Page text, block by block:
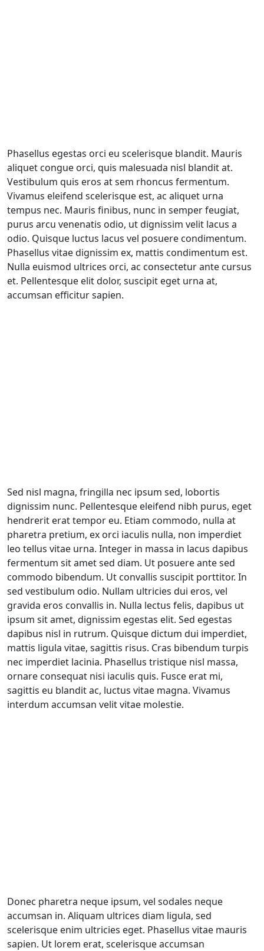
Phasellus egestas orci eu scelerisque blandit. Mauris
aliquet congue orci, quis malesuada nisl blandit at.
Vestibulum quis eros at sem rhoncus fermentum.
Vivamus eleifend scelerisque est, ac aliquet urna
tempus nec. Mauris finibus, nunc in semper feugiat,
purus arcu venenatis odio, ut dignissim velit lacus a
odio. Quisque luctus lacus vel posuere condimentum.
Phasellus vitae dignissim ex, mattis condimentum est.
Nulla euismod ultrices orci, ac consectetur ante cursus
et. Pellentesque elit dolor, suscipit eget urna at,
accumsan efficitur sapien.
Sed nisl magna, fringilla nec ipsum sed, lobortis
dignissim nunc. Pellentesque eleifend nibh purus, eget
hendrerit erat tempor eu. Etiam commodo, nulla at
pharetra pretium, ex orci iaculis nulla, non imperdiet
leo tellus vitae urna. Integer in massa in lacus dapibus
fermentum sit amet sed diam. Ut posuere ante sed
commodo bibendum. Ut convallis suscipit porttitor. In
sed vestibulum odio. Nullam ultricies dui eros, vel
gravida eros convallis in. Nulla lectus felis, dapibus ut
ipsum sit amet, dignissim egestas elit. Sed egestas
dapibus nisl in rutrum. Quisque dictum dui imperdiet,
mattis ligula vitae, sagittis risus. Cras bibendum turpis
nec imperdiet lacinia. Phasellus tristique nisl massa,
ornare consequat nisi iaculis quis. Fusce erat mi,
sagittis eu blandit ac, luctus vitae magna. Vivamus
interdum accumsan velit vitae molestie.
Donec pharetra neque ipsum, vel sodales neque
accumsan in. Aliquam ultrices diam ligula, sed
scelerisque enim ultricies eget. Phasellus vitae mauris
sapien. Ut lorem erat, scelerisque accumsan